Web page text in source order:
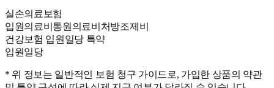
실손의료보험
입원의료비 통원의료비 처방조제비
건강보험 입원일당 특약
입원일당
* 위 정보는 일반적인 보험 청구 가이드로, 가입한 상품의 약관